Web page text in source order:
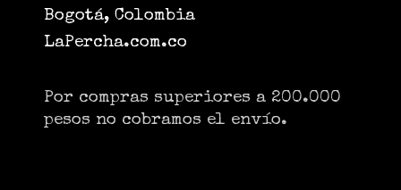
Bogotá, Colombia
LaPercha.com.co
Por compras superiores a 200.000
pesos no cobramos el envío.